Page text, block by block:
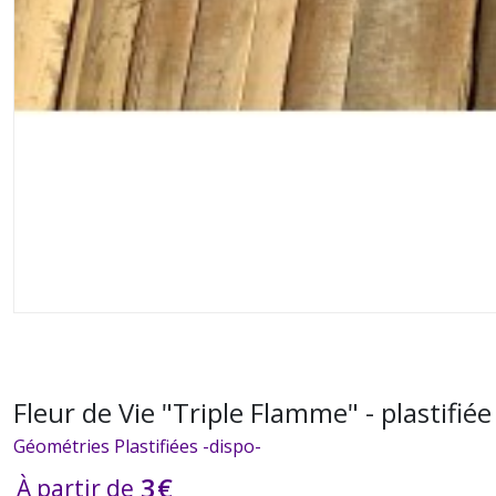
Fleur de Vie "Triple Flamme" - plastifiée
Géométries Plastifiées -dispo-
À partir de 3€